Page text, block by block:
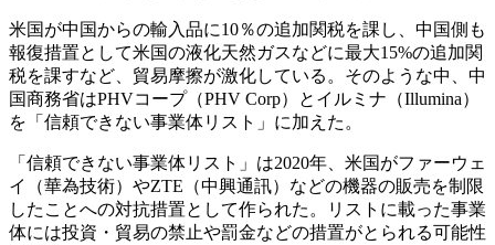
米国が中国からの輸入品に10％の追加関税を課し、中国側も
報復措置として米国の液化天然ガスなどに最大15%の追加関
税を課すなど、貿易摩擦が激化している。そのような中、中
国商務省はPHVコープ（PHV Corp）とイルミナ（Illumina）
を「信頼できない事業体リスト」に加えた。
「信頼できない事業体リスト」は2020年、米国がファーウェ
イ（華為技術）やZTE（中興通訊）などの機器の販売を制限
したことへの対抗措置として作られた。リストに載った事業
体には投資・貿易の禁止や罰金などの措置がとられる可能性